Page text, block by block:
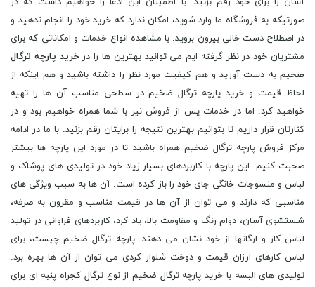
صورتیکه به فروشگاه ما وارد شوید، امکان ندارد که خرید خود را انجام ندهید و
در اصطلاح دست خالی بیرون بروید. با مشاهده انواع خدمات و امکاناتی که برای
مشتریان خود در نظر گرفته ایم می توانید بهترین ها را در خرید پارچه ترگال
ضخیمبه دست آورید و هم کیفیت مورد نظر را داشته باشید و هم اینکه از
لحاظ قیمت و خرید پارچه ترگال ضخیم در سطحی مناسب آن ها را تهیه
خواهید کرد. اما در خدمات پس از فروش نیز با شما همراه خواهیم بود و در
کنارتان قرار داریم تا بتوانیم بهترین نتیجه را برایتان رقم بزنید. با ما در ادامه
مرکز فروش پارچه ترگال ضخیم همراه باشید تا در مورد این پارچه ها بیشتر
صحبت کنیم. این پارچه با کاربردهای بسیار زیاد خود در تولیدی های پوشاک و
لباس و منسوجات خانگی جای خود را باز کرده است. آن ها به سبب ویژگی های
مناسبی که دارند و می توان از آن ها در قیمت مناسب و مقرون به صرفه،
شستشوی آسان، دوام رنگ و مقاومت بالا، یاد کرد، کاربردهای فراوانی در تولید
لباس کار و ارگانها از خود نشان می دهند. پارچه ترگال ضخیم چیست، برای
لباس کارهای ارزان قیمت و دوخت شلوار کردی می توان از آن ها بهره برد.
تولیدی های البسه با خرید پارچه ترگال ضخیم از نوع ترگال کجراه پنبه ای برای